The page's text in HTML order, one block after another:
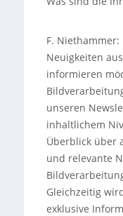
F.
Neuigkeiten
informieren
unseren
inhaltlichem
Überblick über
und relevante
Gleichzeitig
exklusive